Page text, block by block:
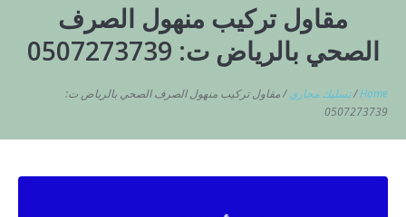
مقاول تركيب منهول الصرف
الصحي بالرياض ت: 0507273739
Home
/تسليك مجاري /مقاول تركيب منهول الصرف الصحي بالرياض ت:
0507273739